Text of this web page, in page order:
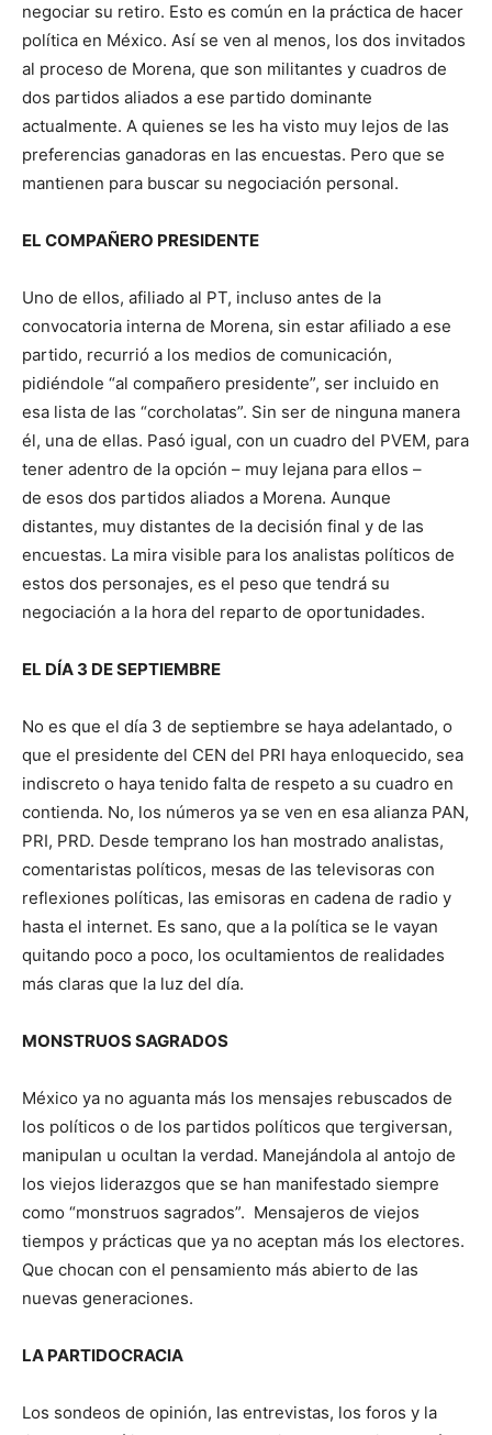
negociar su retiro. Esto es común en la práctica de hacer
política en México. Así se ven al menos, los dos invitados
al proceso de Morena, que son militantes y cuadros de
dos partidos aliados a ese partido dominante
actualmente. A quienes se les ha visto muy lejos de las
preferencias ganadoras en las encuestas. Pero que se
mantienen para buscar su negociación personal.
EL COMPAÑERO PRESIDENTE
Uno de ellos, afiliado al PT, incluso antes de la
convocatoria interna de Morena, sin estar afiliado a ese
partido, recurrió a los medios de comunicación,
pidiéndole “al compañero presidente”, ser incluido en
esa lista de las “corcholatas”. Sin ser de ninguna manera
él, una de ellas. Pasó igual, con un cuadro del PVEM, para
tener adentro de la opción – muy lejana para ellos –
de esos dos partidos aliados a Morena. Aunque
distantes, muy distantes de la decisión final y de las
encuestas. La mira visible para los analistas políticos de
estos dos personajes, es el peso que tendrá su
negociación a la hora del reparto de oportunidades.
EL DÍA 3 DE SEPTIEMBRE
No es que el día 3 de septiembre se haya adelantado, o
que el presidente del CEN del PRI haya enloquecido, sea
indiscreto o haya tenido falta de respeto a su cuadro en
contienda. No, los números ya se ven en esa alianza PAN,
PRI, PRD. Desde temprano los han mostrado analistas,
comentaristas políticos, mesas de las televisoras con
reflexiones políticas, las emisoras en cadena de radio y
hasta el internet. Es sano, que a la política se le vayan
quitando poco a poco, los ocultamientos de realidades
más claras que la luz del día.
MONSTRUOS SAGRADOS
México ya no aguanta más los mensajes rebuscados de
los políticos o de los partidos políticos que tergiversan,
manipulan u ocultan la verdad. Manejándola al antojo de
los viejos liderazgos que se han manifestado siempre
como “monstruos sagrados”. Mensajeros de viejos
tiempos y prácticas que ya no aceptan más los electores.
Que chocan con el pensamiento más abierto de las
nuevas generaciones.
LA PARTIDOCRACIA
Los sondeos de opinión, las entrevistas, los foros y la